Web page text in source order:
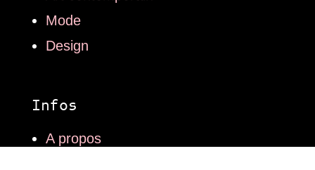
Mode
Design
Infos
A propos